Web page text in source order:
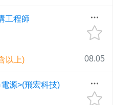
工程師
以上)
08.05
源>(飛宏科技)